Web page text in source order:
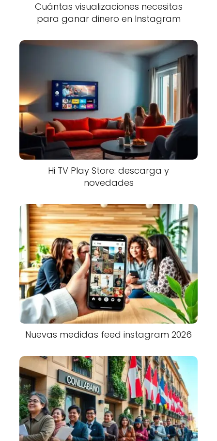
Cuántas visualizaciones necesitas
para ganar dinero en Instagram
Hi TV Play Store: descarga y
novedades
Nuevas medidas feed instagram 2026